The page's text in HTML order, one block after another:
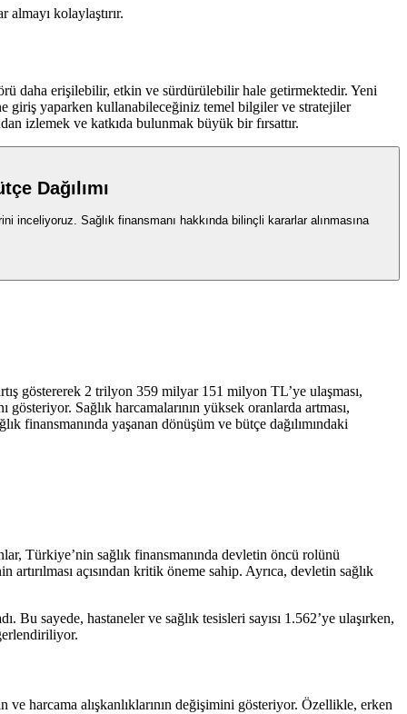
kolaylaştırır.
daha erişilebilir, etkin ve sürdürülebilir hale getirmektedir. Yeni
giriş yaparken kullanabileceğiniz temel bilgiler ve stratejiler
izlemek ve katkıda bulunmak büyük bir fırsattır.
Dağılımı
inceliyoruz. Sağlık finansmanı hakkında bilinçli kararlar alınmasına
göstererek 2 trilyon 359 milyar 151 milyon TL’ye ulaşması,
Sağlık harcamalarının yüksek oranlarda artması,
finansmanında yaşanan dönüşüm ve bütçe dağılımındaki
Türkiye’nin sağlık finansmanında devletin öncü rolünü
açısından kritik öneme sahip. Ayrıca, devletin sağlık
Bu sayede, hastaneler ve sağlık tesisleri sayısı 1.562’ye ulaşırken,
ve harcama alışkanlıklarının değişimini gösteriyor. Özellikle, erken